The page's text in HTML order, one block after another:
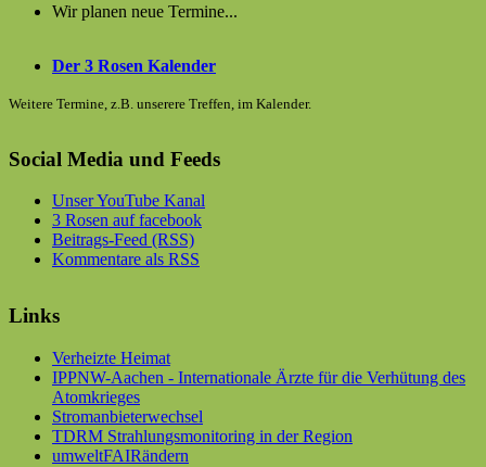
Wir planen neue Termine...
Der 3 Rosen Kalender
Weitere Termine, z.B. unserere Treffen, im Kalender.
Social Media und Feeds
Unser YouTube Kanal
3 Rosen auf facebook
Beitrags-Feed (RSS)
Kommentare als RSS
Links
Verheizte Heimat
IPPNW-Aachen - Internationale Ärzte für die Verhütung des
Atomkrieges
Stromanbieterwechsel
TDRM Strahlungsmonitoring in der Region
umweltFAIRändern